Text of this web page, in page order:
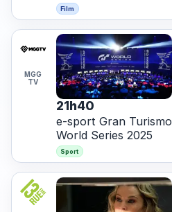
Film
MGG
TV
21h40
e-sport Gran Turismo
World Series 2025
Sport